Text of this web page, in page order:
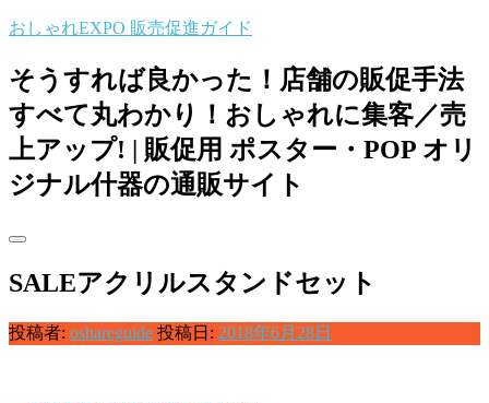
コ
テ
ン
ツ
へ
ス
キ
プ
おしゃれEXPO 販売促進ガイド
そうすれば良かった！店舗の販促手法
すべて丸わかり！おしゃれに集客／売
上アップ! | 販促用 ポスター・POP オリ
ジナル什器の通販サイト
SALEアクリルスタンドセット
投稿者: oshareguide 投稿日: 2018年6月28日